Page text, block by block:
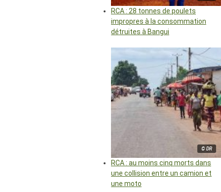
RCA : 28 tonnes de poulets
impropres à la consommation
détruites à Bangui
© DR
RCA : au moins cinq morts dans
une collision entre un camion et
une moto